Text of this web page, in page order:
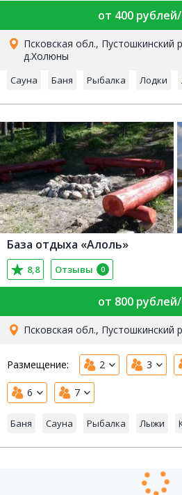
от 400
Псковская обл., Пустошкинский
д.Холюны
Сауна Баня Рыбалка Лодки
База отдыха «Алоль»
8,8 Отзывы 0
от 800
Псковская обл., Пустошкинский
Размещение: 2 3
6 7
Баня Сауна Рыбалка Лыжи